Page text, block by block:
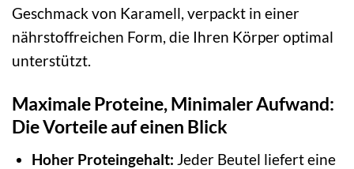
Geschmack von Karamell, verpackt in einer
nährstoffreichen Form, die Ihren Körper optimal
unterstützt.
Maximale Proteine, Minimaler Aufwand:
Die Vorteile auf einen Blick
Hoher Proteingehalt: Jeder Beutel liefert eine